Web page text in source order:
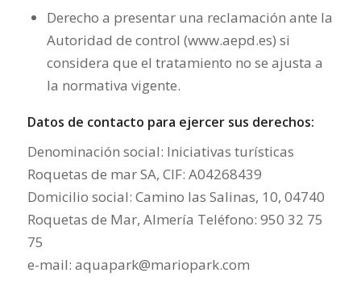
Derecho a presentar una reclamación ante la
Autoridad de control (www.aepd.es) si
considera que el tratamiento no se ajusta a
la normativa vigente.
Datos de contacto para ejercer sus derechos:
Denominación social: Iniciativas turísticas
Roquetas de mar SA, CIF: A04268439
Domicilio social: Camino las Salinas, 10, 04740
Roquetas de Mar, Almería Teléfono: 950 32 75
75
e-mail: aquapark@mariopark.com